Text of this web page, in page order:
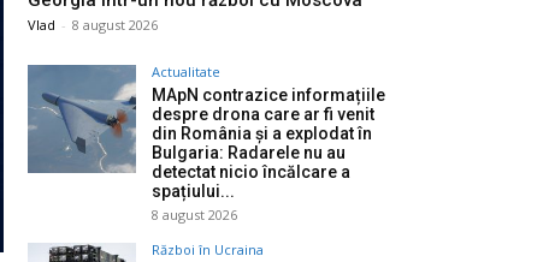
Vlad - 8 august 2026
Actualitate
MApN contrazice informațiile
despre drona care ar fi venit
din România și a explodat în
Bulgaria: Radarele nu au
detectat nicio încălcare a
spațiului...
8 august 2026
Război în Ucraina